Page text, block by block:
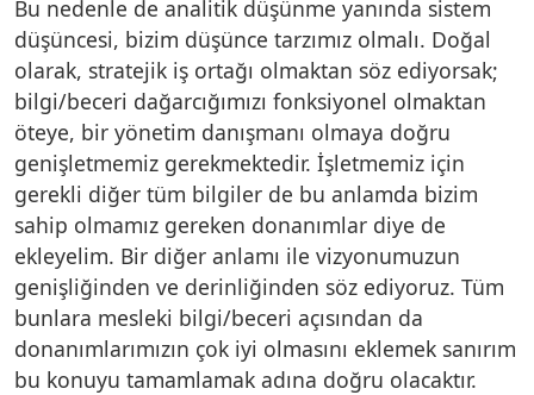
Bu nedenle de analitik düşünme yanında sistem
düşüncesi, bizim düşünce tarzımız olmalı. Doğal
olarak, stratejik iş ortağı olmaktan söz ediyorsak;
bilgi/beceri dağarcığımızı fonksiyonel olmaktan
öteye, bir yönetim danışmanı olmaya doğru
genişletmemiz gerekmektedir. İşletmemiz için
gerekli diğer tüm bilgiler de bu anlamda bizim
sahip olmamız gereken donanımlar diye de
ekleyelim. Bir diğer anlamı ile vizyonumuzun
genişliğinden ve derinliğinden söz ediyoruz. Tüm
bunlara mesleki bilgi/beceri açısından da
donanımlarımızın çok iyi olmasını eklemek sanırım
bu konuyu tamamlamak adına doğru olacaktır.